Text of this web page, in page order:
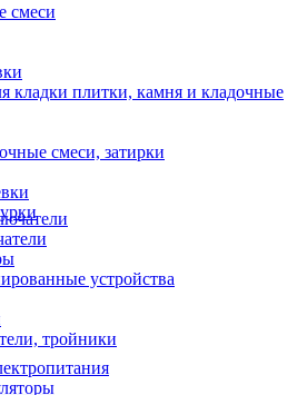
смеси
кладки плитки, камня и кладочные
смеси, затирки
устройства
тройники